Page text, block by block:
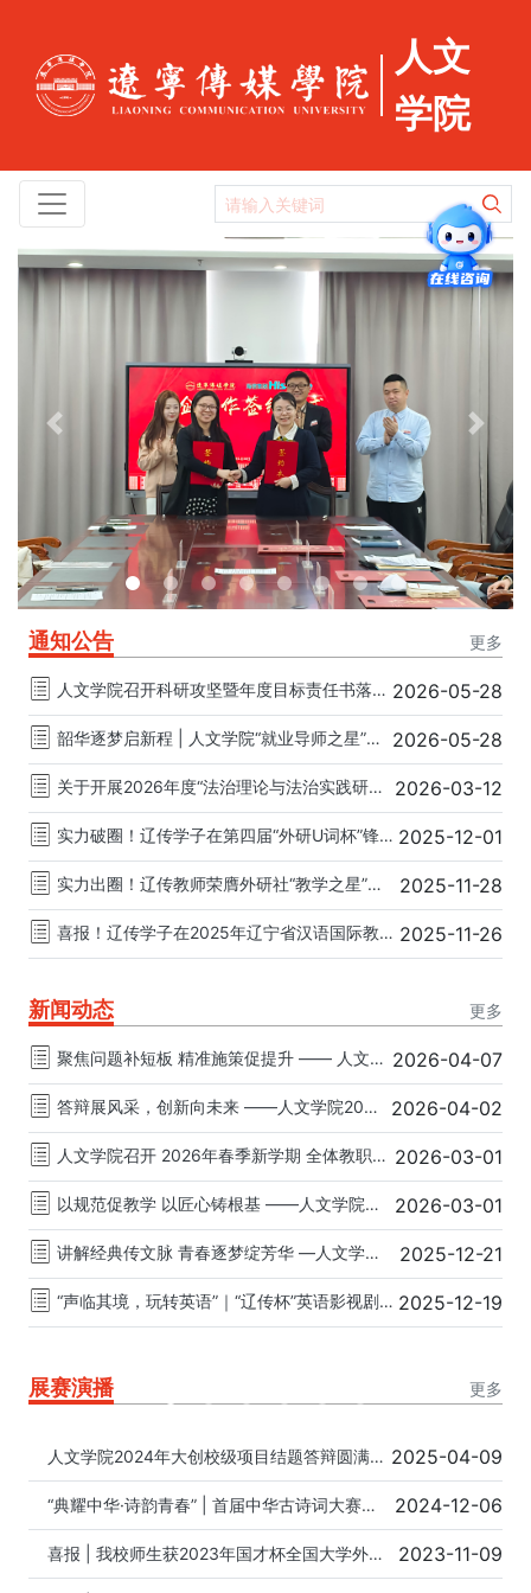
人文
学院
Previous Next
通知公告 更多
人文学院召开科研攻坚暨年度目标责任书落实推进会 2026-05-28
韶华逐梦启新程 | 人文学院“就业导师之星”闪耀亮相 2026-05-28
关于开展2026年度“法治理论与法治实践研究”课题立项申报工作的通知 2026-03-12
实力破圈！辽传学子在第四届“外研U词杯”锋芒毕露！ 2025-12-01
实力出圈！辽传教师荣膺外研社“教学之星”全国复赛银奖，绽放育人光彩 2025-11-28
喜报！辽传学子在2025年辽宁省汉语国际教育综合技能大赛中斩获省级银奖！ 2025-11-26
新闻动态 更多
聚焦问题补短板 精准施策促提升 —— 人文学院召开毕业论文中期答辩总结会 2026-04-07
答辩展风采，创新向未来 ——人文学院2025年大创校级项目答辩圆满举行 2026-04-02
人文学院召开 2026年春季新学期 全体教职工大会 2026-03-01
以规范促教学 以匠心铸根基 ——人文学院召开教学材料编撰培训会 2026-03-01
讲解经典传文脉 青春逐梦绽芳华 —人文学院官睿同学斩获“中华经典诵写讲”国赛二等奖 2025-12-21
“声临其境，玩转英语”｜“辽传杯”英语影视剧配音大赛圆满落幕! 2025-12-19
展赛演播 更多
人文学院2024年大创校级项目结题答辩圆满结束 2025-04-09
“典耀中华·诗韵青春” | 首届中华古诗词大赛圆满落幕 2024-12-06
喜报 | 我校师生获2023年国才杯全国大学外语能力大赛十项铜奖 2023-11-09